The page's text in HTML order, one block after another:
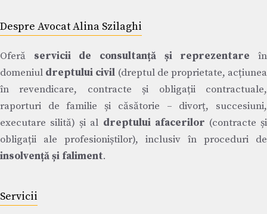
Despre Avocat Alina Szilaghi
Oferă servicii de consultanță și reprezentare în
domeniul dreptului civil (dreptul de proprietate, acțiunea
în revendicare, contracte și obligații contractuale,
raporturi de familie și căsătorie – divorț, succesiuni,
executare silită) și al dreptului afacerilor (contracte și
obligații ale profesioniștilor), inclusiv în proceduri de
insolvență și faliment.
Servicii